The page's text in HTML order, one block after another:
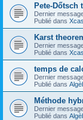
Pete-Dőtsch
Dernier
Publié dans
Karst
Dernier
Publié dans
temps de
Dernier
Publié dans
Méthode
Dernier
Publié dans